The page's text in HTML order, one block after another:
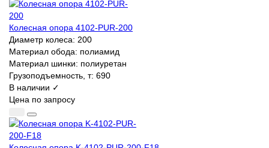
Колесная опора 4102-PUR-200
Диаметр колеса: 200
Материал обода: полиамид
Материал шинки: полиуретан
Грузоподъемность, т: 690
В наличии ✓
Цена по запросу